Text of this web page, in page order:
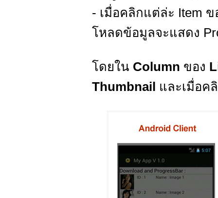
- เมื่อคลิกแต่ล่ะ Item
โหลดข้อมูลจะแสดง
โดยใน Column ของ
Thumbnail และเมื่อค